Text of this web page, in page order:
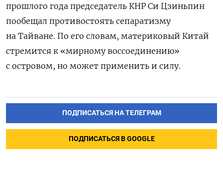
прошлого года председатель КНР Си Цзиньпин
пообещал противостоять сепаратизму
на Тайване. По его словам, материковый Китай
стремится к «мирному воссоединению»
с островом, но может применить и силу.
ПОДПИСАТЬСЯ НА ТЕЛЕГРАМ
ПОДПИСАТЬСЯ В GOOGLE